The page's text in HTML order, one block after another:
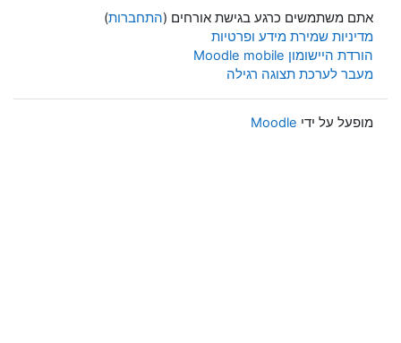
אתם משתמשים כרגע בגישת אורחים (התחברות)
מדיניות שמירת מידע ופרטיות
הורדת היישומון Moodle mobile
מעבר לערכת תצוגה רגילה
מופעל על ידי Moodle